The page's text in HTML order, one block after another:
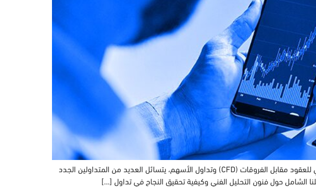
استكشاف عالم التحليل الفني وتداول الأسهم: دليل شامل من سي إم تريدينج في عالم التداول الديناميكي للعقود مقابل الفروقات (CFD) وتداول الأسهم، يتسائل العديد من المتداولين الجدد
الشامل حول فنون التحليل الفني وكيفية تحقيق النجاح في تداول […]